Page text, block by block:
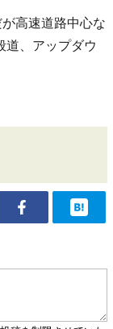
高速道路中心な
道、アップダウ